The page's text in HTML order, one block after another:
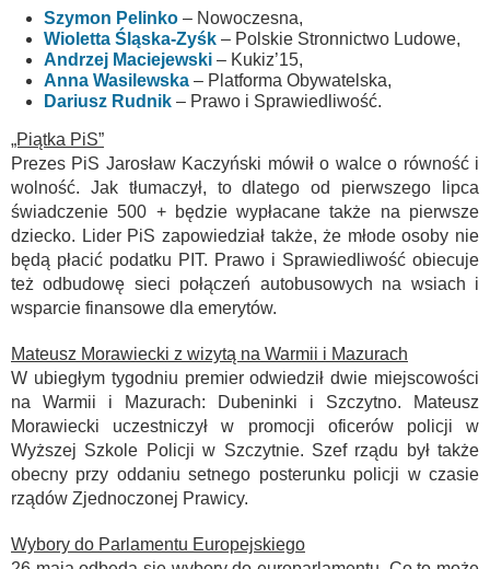
Szymon Pelinko – Nowoczesna,
Wioletta Śląska-Zyśk – Polskie Stronnictwo Ludowe,
Andrzej Maciejewski – Kukiz’15,
Anna Wasilewska – Platforma Obywatelska,
Dariusz Rudnik – Prawo i Sprawiedliwość.
„Piątka PiS”
Prezes PiS Jarosław Kaczyński mówił o walce o równość i
wolność. Jak tłumaczył, to dlatego od pierwszego lipca
świadczenie 500 + będzie wypłacane także na pierwsze
dziecko. Lider PiS zapowiedział także, że młode osoby nie
będą płacić podatku PIT. Prawo i Sprawiedliwość obiecuje
też odbudowę sieci połączeń autobusowych na wsiach i
wsparcie finansowe dla emerytów.
Mateusz Morawiecki z wizytą na Warmii i Mazurach
W ubiegłym tygodniu premier odwiedził dwie miejscowości
na Warmii i Mazurach: Dubeninki i Szczytno. Mateusz
Morawiecki uczestniczył w promocji oficerów policji w
Wyższej Szkole Policji w Szczytnie. Szef rządu był także
obecny przy oddaniu setnego posterunku policji w czasie
rządów Zjednoczonej Prawicy.
Wybory do Parlamentu Europejskiego